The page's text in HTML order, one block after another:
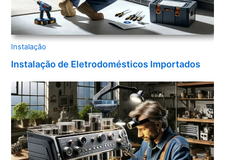
Instalação
Instalação de Eletrodomésticos Importados